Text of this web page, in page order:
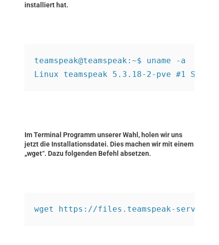
installiert hat.
teamspeak@teamspeak:~$ uname -a
Linux teamspeak 5.3.18-2-pve #1 SMP
Im Terminal Programm unserer Wahl, holen wir uns
jetzt die Installationsdatei. Dies machen wir mit einem
„wget“. Dazu folgenden Befehl absetzen.
wget https://files.teamspeak-